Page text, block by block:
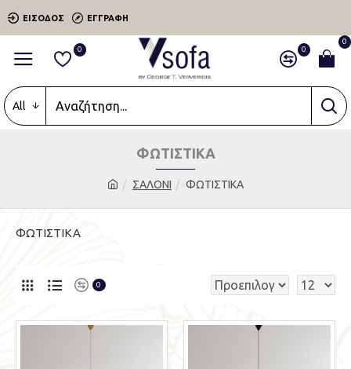
ΕΊΣΟΔΟΣ ΕΓΓΡΑΦΉ
0 0
0
All
ΣΑΛΟΝΙ ΦΩΤΙΣΤΙΚΑ
ΦΩΤΙΣΤΙΚΑ
ΦΩΤΙΣΤΙΚΑ
0